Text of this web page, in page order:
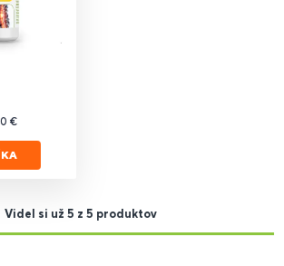
€
Videl si už 5 z 5 produktov